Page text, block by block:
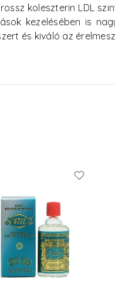
koleszterin LDL
kezelésében is
és kiváló az